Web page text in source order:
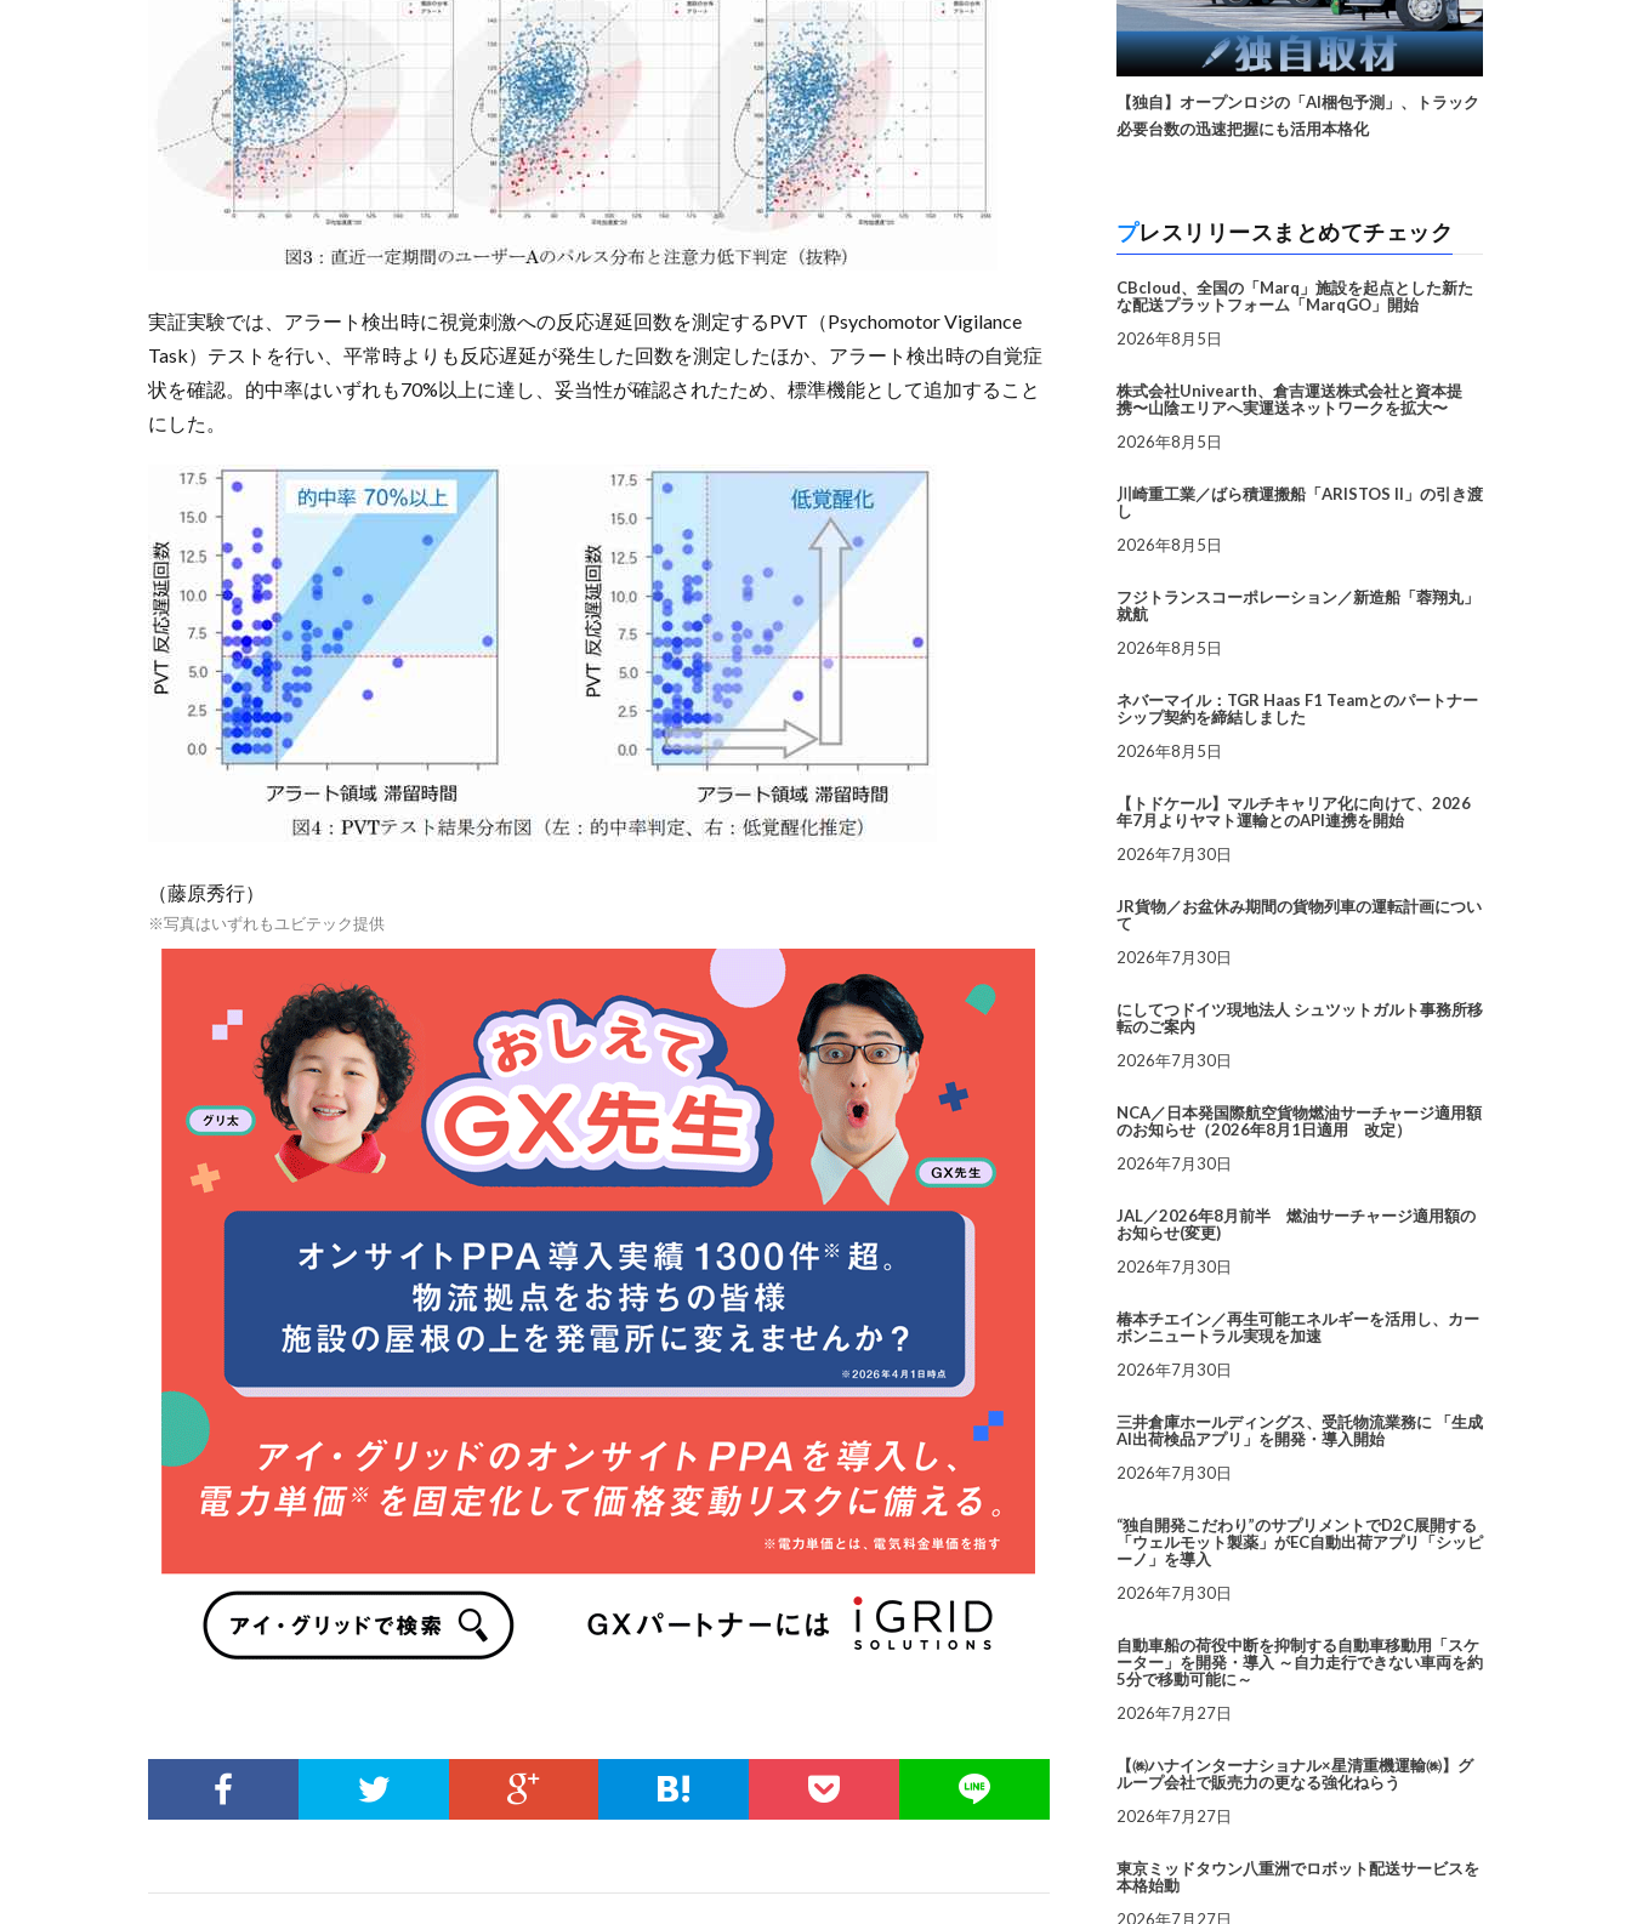
実証実験では、アラート検出時に視覚刺激への反応遅延回数を測定するPVT（Psychomotor Vigilance
Task）テストを行い、平常時よりも反応遅延が発生した回数を測定したほか、アラート検出時の自覚症
状を確認。的中率はいずれも70%以上に達し、妥当性が確認されたため、標準機能として追加すること
にした。
（藤原秀行）
※写真はいずれもユビテック提供
【独自】オープンロジの「AI梱包予測」、トラック
必要台数の迅速把握にも活用本格化
プレスリリースまとめてチェック
CBcloud、全国の「Marq」施設を起点とした新た
な配送プラットフォーム「MarqGO」開始
2026年8月5日
株式会社Univearth、倉吉運送株式会社と資本提
携〜山陰エリアへ実運送ネットワークを拡大〜
2026年8月5日
川崎重工業／ばら積運搬船「ARISTOS II」の引き渡
し
2026年8月5日
フジトランスコーポレーション／新造船「蓉翔丸」
就航
2026年8月5日
ネバーマイル：TGR Haas F1 Teamとのパートナー
シップ契約を締結しました
2026年8月5日
【トドケール】マルチキャリア化に向けて、2026
年7月よりヤマト運輸とのAPI連携を開始
2026年7月30日
JR貨物／お盆休み期間の貨物列車の運転計画につい
て
2026年7月30日
にしてつドイツ現地法人 シュツットガルト事務所移
転のご案内
2026年7月30日
NCA／日本発国際航空貨物燃油サーチャージ適用額
のお知らせ（2026年8月1日適用 改定）
2026年7月30日
JAL／2026年8月前半 燃油サーチャージ適用額の
お知らせ(変更)
2026年7月30日
椿本チエイン／再生可能エネルギーを活用し、カー
ボンニュートラル実現を加速
2026年7月30日
三井倉庫ホールディングス、受託物流業務に 「生成
AI出荷検品アプリ」を開発・導入開始
2026年7月30日
“独自開発こだわり”のサプリメントでD2C展開する
「ウェルモット製薬」がEC自動出荷アプリ「シッピ
ーノ」を導入
2026年7月30日
自動車船の荷役中断を抑制する自動車移動用「スケ
ーター」を開発・導入 ～自力走行できない車両を約
5分で移動可能に～
2026年7月27日
【㈱ハナインターナショナル×星清重機運輸㈱】グ
ループ会社で販売力の更なる強化ねらう
2026年7月27日
東京ミッドタウン八重洲でロボット配送サービスを
本格始動
2026年7月27日